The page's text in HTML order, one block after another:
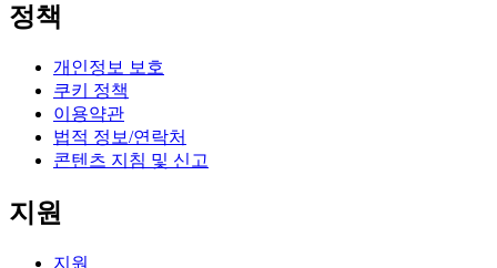
정책
개인정보 보호
쿠키 정책
이용약관
법적 정보/연락처
콘텐츠 지침 및 신고
지원
지원